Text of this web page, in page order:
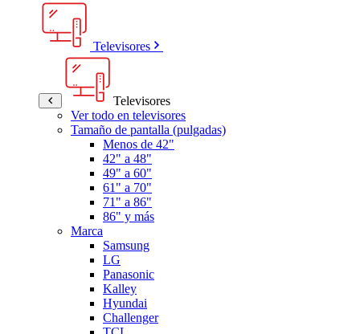
Televisores
Televisores
Ver todo en televisores
Tamaño de pantalla (pulgadas)
Menos de 42"
42" a 48"
49" a 60"
61" a 70"
71" a 86"
86" y más
Marca
Samsung
LG
Panasonic
Kalley
Hyundai
Challenger